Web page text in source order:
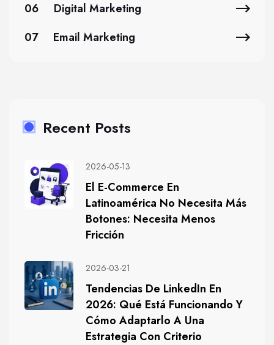
06
Digital Marketing
07
Email Marketing
Recent Posts
2026-05-13
El E-Commerce En
Latinoamérica No Necesita Más
Botones: Necesita Menos
Fricción
2026-03-21
Tendencias De LinkedIn En
2026: Qué Está Funcionando Y
Cómo Adaptarlo A Una
Estrategia Con Criterio